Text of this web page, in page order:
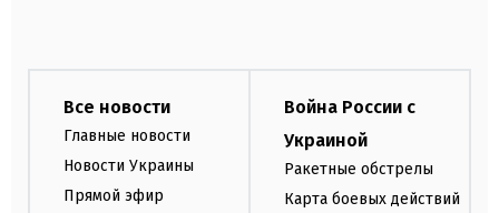
Все новости
Главные новости
Новости Украины
Прямой эфир
Война России с
Украиной
Ракетные обстрелы
Карта боевых действий